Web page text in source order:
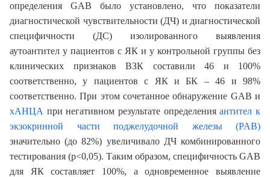
определения GAB было установлено, что показатели
диагностической чувствительности (ДЧ) и диагностической
специфичности (ДС) изолированного выявления
аутоантител у пациентов с ЯК и у контрольной группы без
клинических признаков ВЗК составили 46 и 100%
соответственно, у пациентов с ЯК и БК – 46 и 98%
соответственно. При этом сочетанное обнаружение GAB и
хАНЦА при негативном результате определенияантител к
экзокринной части поджелудочной железы (PAB)
значительно (до 82%) увеличивало ДЧ комбинированного
тестирования (p<0,05). Таким образом, специфичность GAB
для ЯК составляет 100%, а одновременное выявление